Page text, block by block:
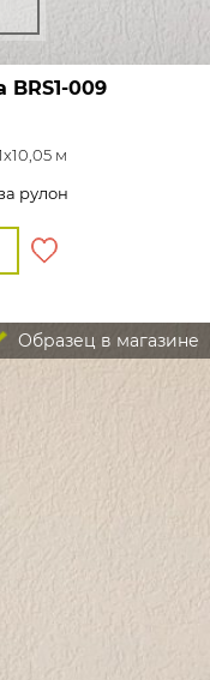
BRS1-009
м
рулон
Образец в магазине